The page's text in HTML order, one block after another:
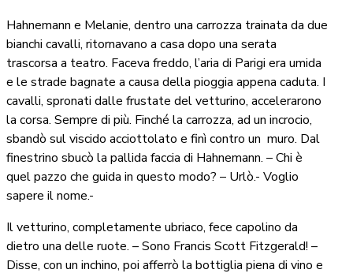
Hahnemann e Melanie, dentro una carrozza trainata da due
bianchi cavalli, ritornavano a casa dopo una serata
trascorsa a teatro. Faceva freddo, l’aria di Parigi era umida
e le strade bagnate a causa della pioggia appena caduta. I
cavalli, spronati dalle frustate del vetturino, accelerarono
la corsa. Sempre di più. Finché la carrozza, ad un incrocio,
sbandò sul viscido acciottolato e finì contro un muro. Dal
finestrino sbucò la pallida faccia di Hahnemann. – Chi è
quel pazzo che guida in questo modo? – Urlò.- Voglio
sapere il nome.-
Il vetturino, completamente ubriaco, fece capolino da
dietro una delle ruote. – Sono Francis Scott Fitzgerald! –
Disse, con un inchino, poi afferrò la bottiglia piena di vino e